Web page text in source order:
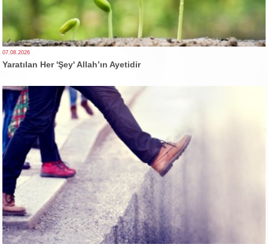
07.08.2026
Yaratılan Her 'Şey' Allah’ın Ayetidir